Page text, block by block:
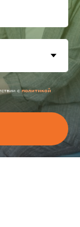
сполитикой